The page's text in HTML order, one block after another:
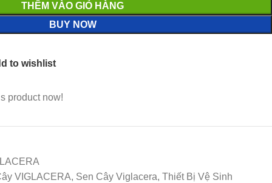
THÊM VÀO GIỎ HÀNG
BUY NOW
to wishlist
product now!
VIGLACERA, Sen Cây Viglacera, Thiết Bị Vệ Sinh